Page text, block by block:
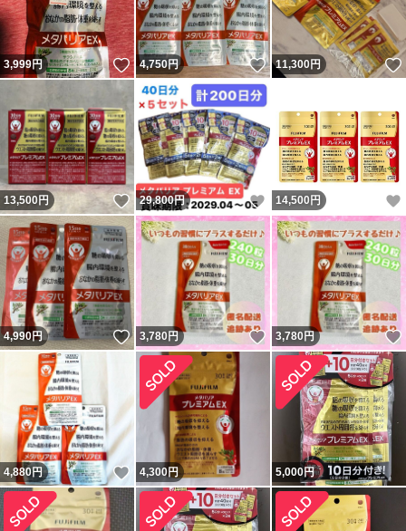
3,999円 いいね！
4,750円 いいね！
11,300円
13,500円 いいね！
29,800円 いいね！
14,500 円
4,990円 いいね！
3,780円 いいね！
3,780円
4,880円 いいね！
4,300円 5,000円